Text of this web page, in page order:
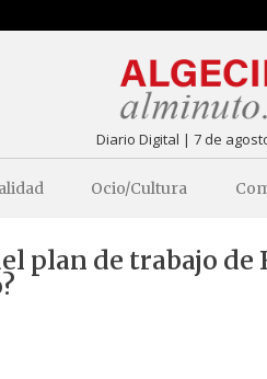
Diario Digital | 7 de
Ocio/Cultura
plan de trabajo de